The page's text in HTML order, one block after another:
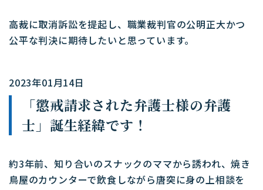
高裁に取消訴訟を提起し、職業裁判官の公明正大かつ
公平な判決に期待したいと思っています。
2023年01月14日
「懲戒請求された弁護士様の弁護
士」誕生経緯です！
約3年前、知り合いのスナックのママから誘われ、焼き
鳥屋のカウンターで飲食しながら唐突に身の上相談を